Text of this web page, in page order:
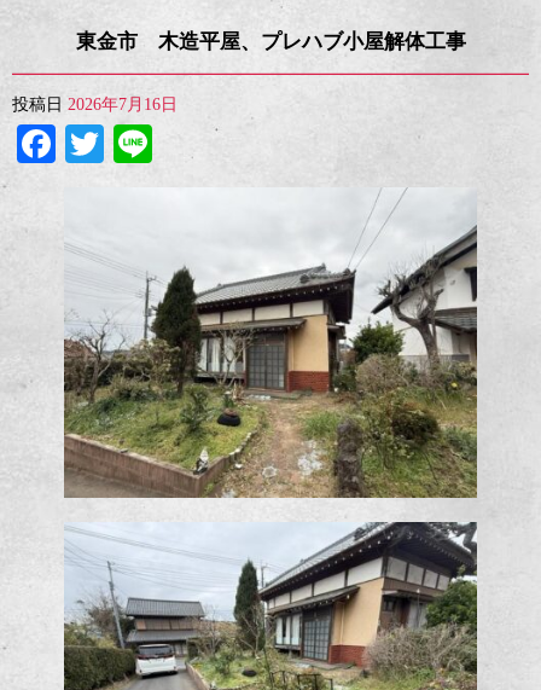
東金市 木造平屋、プレハブ小屋解体工事
投稿日 2026年7月16日
Facebook
Twitter
Line